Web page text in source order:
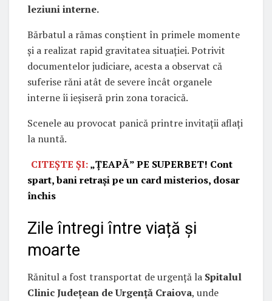
leziuni interne.
Bărbatul a rămas conștient în primele momente
și a realizat rapid gravitatea situației. Potrivit
documentelor judiciare, acesta a observat că
suferise răni atât de severe încât organele
interne îi ieșiseră prin zona toracică.
Scenele au provocat panică printre invitații aflați
la nuntă.
CITEȘTE ȘI:„ȚEAPĂ” PE SUPERBET! Cont
spart, bani retrași pe un card misterios, dosar
închis
Zile întregi între viață și
moarte
Rănitul a fost transportat de urgență la Spitalul
Clinic Județean de Urgență Craiova, unde